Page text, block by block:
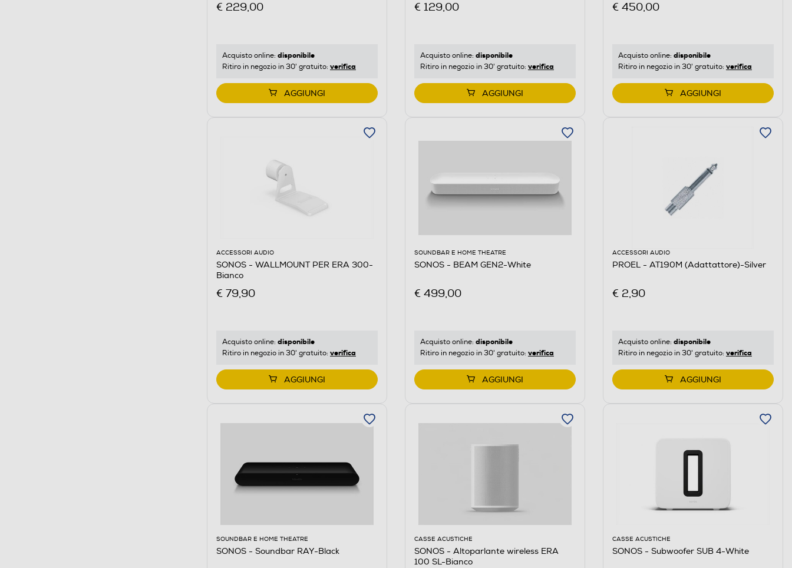
€ 229,00
Acquisto online: disponibile
Ritiro in negozio in 30' gratuito: verifica
AGGIUNGI
€ 129,00
Acquisto online: disponibile
Ritiro in negozio in 30' gratuito: verifica
AGGIUNGI
€ 450,00
Acquisto online: disponibile
Ritiro in negozio in 30' gratuito: verifica
AGGIUNGI
ACCESSORI AUDIO
SONOS - WALLMOUNT PER ERA 300-
Bianco
€ 79,90
Acquisto online: disponibile
Ritiro in negozio in 30' gratuito: verifica
AGGIUNGI
SOUNDBAR E HOME THEATRE
SONOS - BEAM GEN2-White
€ 499,00
Acquisto online: disponibile
Ritiro in negozio in 30' gratuito: verifica
AGGIUNGI
ACCESSORI AUDIO
PROEL - AT190M (Adattattore)-Silver
€ 2,90
Acquisto online: disponibile
Ritiro in negozio in 30' gratuito: verifica
AGGIUNGI
SOUNDBAR E HOME THEATRE
SONOS - Soundbar RAY-Black
CASSE ACUSTICHE
SONOS - Altoparlante wireless ERA
100 SL-Bianco
CASSE ACUSTICHE
SONOS - Subwoofer SUB 4-White